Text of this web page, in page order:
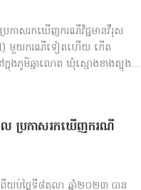
រកាសរកឃើញករណីវិជ្ជមានវីរុស
មួយករណីទៀតហើយ កើត
ៅក្នុងភូមិឆ្មាលោត ឃុំស្មោងខាងត្បូង…
ល ប្រកាសរកឃើញករណី
យប់ថ្ងៃទី៨តុលា ឆ្នាំ២០២៣ បាន